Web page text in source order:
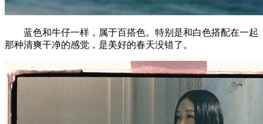
蓝色和牛仔一样，属于百搭色。特别是和白色搭配在一起
那种清爽干净的感觉，是美好的春天没错了。